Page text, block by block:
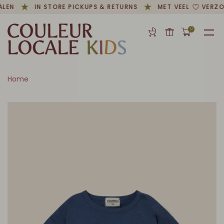
IN STORE PICKUPS & RETURNS MET VEEL
0
Home